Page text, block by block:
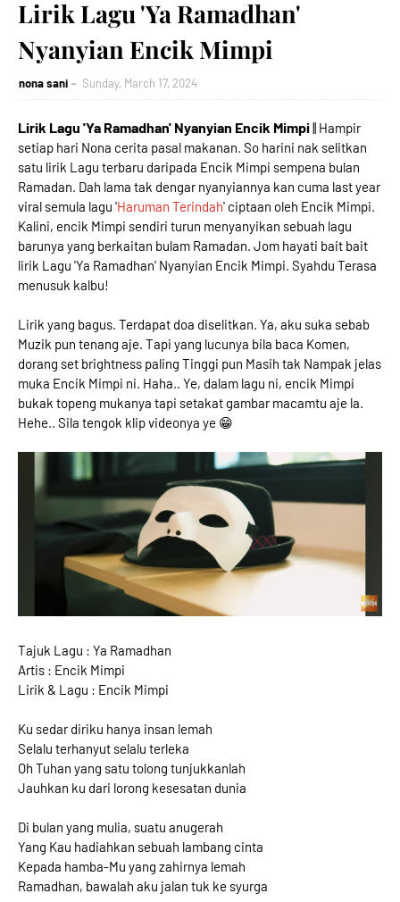
Lirik Lagu 'Ya Ramadhan'
Nyanyian Encik Mimpi
nona sani Sunday, March 17, 2024
Lirik Lagu 'Ya Ramadhan' Nyanyian Encik Mimpi|| Hampir
setiap hari Nona cerita pasal makanan. So harini nak selitkan
satu lirik Lagu terbaru daripada Encik Mimpi sempena bulan
Ramadan. Dah lama tak dengar nyanyiannya kan cuma last year
viral semula lagu 'Haruman Terindah' ciptaan oleh Encik Mimpi.
Kalini, encik Mimpi sendiri turun menyanyikan sebuah lagu
barunya yang berkaitan bulam Ramadan. Jom hayati bait bait
lirik Lagu 'Ya Ramadhan' Nyanyian Encik Mimpi. Syahdu Terasa
menusuk kalbu!
Lirik yang bagus. Terdapat doa diselitkan. Ya, aku suka sebab
Muzik pun tenang aje. Tapi yang lucunya bila baca Komen,
dorang set brightness paling Tinggi pun Masih tak Nampak jelas
muka Encik Mimpi ni. Haha.. Ye, dalam lagu ni, encik Mimpi
bukak topeng mukanya tapi setakat gambar macamtu aje la.
Hehe.. Sila tengok klip videonya ye 😁
Tajuk Lagu : Ya Ramadhan
Artis : Encik Mimpi
Lirik & Lagu : Encik Mimpi
Ku sedar diriku hanya insan lemah
Selalu terhanyut selalu terleka
Oh Tuhan yang satu tolong tunjukkanlah
Jauhkan ku dari lorong kesesatan dunia
Di bulan yang mulia, suatu anugerah
Yang Kau hadiahkan sebuah lambang cinta
Kepada hamba-Mu yang zahirnya lemah
Ramadhan, bawalah aku jalan tuk ke syurga